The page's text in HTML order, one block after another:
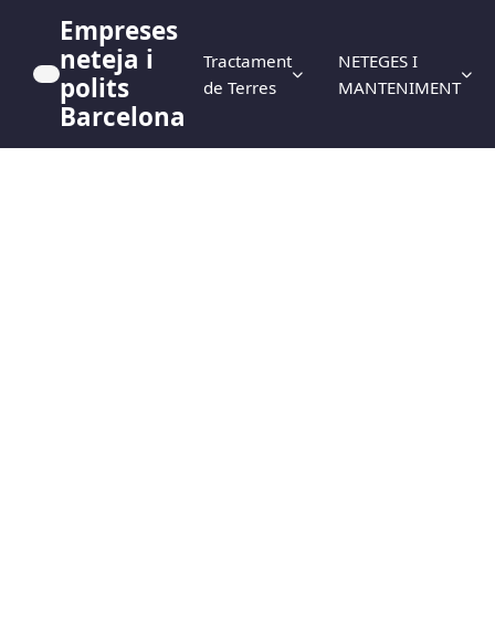
Empreses
neteja i
polits
Barcelona
Tractament
de Terres
NETEGES I
MANTENIMENT